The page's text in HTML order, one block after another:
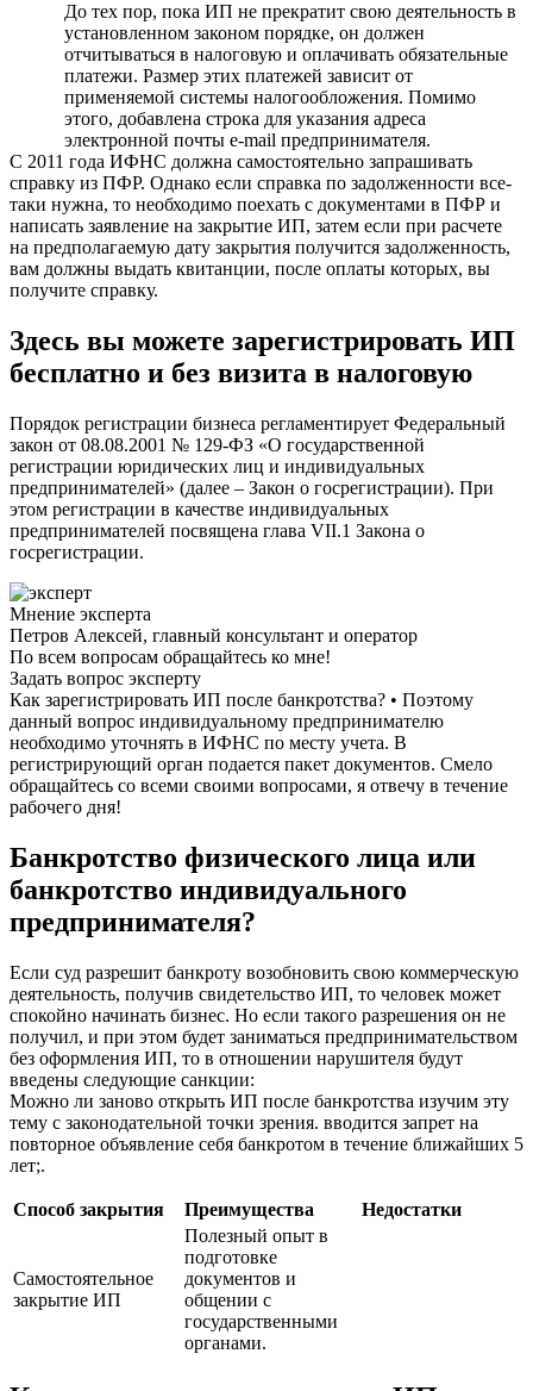
До тех пор, пока ИП не прекратит свою деятельность в
установленном законом порядке, он должен
отчитываться в налоговую и оплачивать обязательные
платежи. Размер этих платежей зависит от
применяемой системы налогообложения. Помимо
этого, добавлена строка для указания адреса
электронной почты e-mail предпринимателя.
С 2011 года ИФНС должна самостоятельно запрашивать
справку из ПФР. Однако если справка по задолженности все-
таки нужна, то необходимо поехать с документами в ПФР и
написать заявление на закрытие ИП, затем если при расчете
на предполагаемую дату закрытия получится задолженность,
вам должны выдать квитанции, после оплаты которых, вы
получите справку.
Здесь вы можете зарегистрировать ИП
бесплатно и без визита в налоговую
Порядок регистрации бизнеса регламентирует Федеральный
закон от 08.08.2001 № 129-ФЗ «О государственной
регистрации юридических лиц и индивидуальных
предпринимателей» (далее – Закон о госрегистрации). При
этом регистрации в качестве индивидуальных
предпринимателей посвящена глава VII.1 Закона о
госрегистрации.
Мнение эксперта
Петров Алексей, главный консультант и оператор
По всем вопросам обращайтесь ко мне!
Задать вопрос эксперту
Как зарегистрировать ИП после банкротства? • Поэтому
данный вопрос индивидуальному предпринимателю
необходимо уточнять в ИФНС по месту учета. В
регистрирующий орган подается пакет документов. Смело
обращайтесь со всеми своими вопросами, я отвечу в течение
рабочего дня!
Банкротство физического лица или
банкротство индивидуального
предпринимателя?
Если суд разрешит банкроту возобновить свою коммерческую
деятельность, получив свидетельство ИП, то человек может
спокойно начинать бизнес. Но если такого разрешения он не
получил, и при этом будет заниматься предпринимательством
без оформления ИП, то в отношении нарушителя будут
введены следующие санкции:
Можно ли заново открыть ИП после банкротства изучим эту
тему с законодательной точки зрения. вводится запрет на
повторное объявление себя банкротом в течение ближайших 5
лет;.
Способ закрытия Преимущества Недостатки
Самостоятельное
закрытие ИП
Полезный опыт в
подготовке
документов и
общении с
государственными
органами.